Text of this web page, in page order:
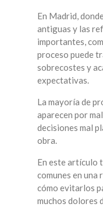
En Madrid,
antiguas y las
importantes,
proceso puede
sobrecostes y
expectativas.
La mayoría de
aparecen por
decisiones mal
obra.
En este artículo
comunes en
cómo evitarlos
muchos dolores